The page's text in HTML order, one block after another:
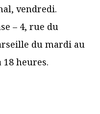
vendredi.
– 4, rue du
du mardi au
18 heures.